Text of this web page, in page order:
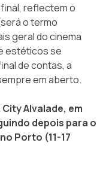
reflectem o
o termo
geral do cinema
estéticos se
de contas, a
em aberto.
Alvalade, em
depois para o
Porto (11-17